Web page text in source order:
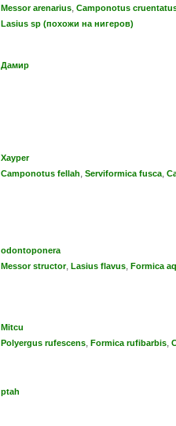
Messor arenarius, Camponotus
Lasius sp (похожи на нигеров)
Дамир
Xayper
Camponotus fellah, Serviformica fusca,
odontoponera
Messor structor, Lasius flavus, Formica
Mitcu
Polyergus rufescens, Formica rufibarbis,
ptah